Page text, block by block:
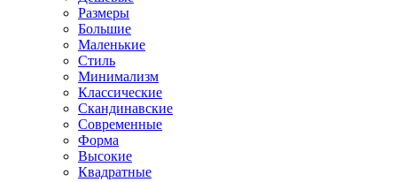
Размеры
Большие
Маленькие
Стиль
Минимализм
Классические
Скандинавские
Современные
Форма
Высокие
Квадратные